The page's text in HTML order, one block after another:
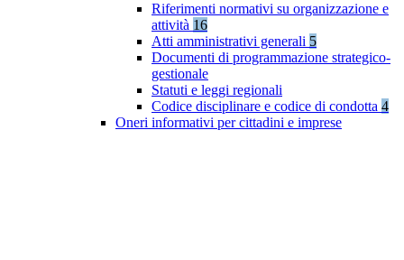
Riferimenti normativi su organizzazione e
attività 16
Atti amministrativi generali 5
Documenti di programmazione strategico-
gestionale
Statuti e leggi regionali
Codice disciplinare e codice di condotta 4
Oneri informativi per cittadini e imprese